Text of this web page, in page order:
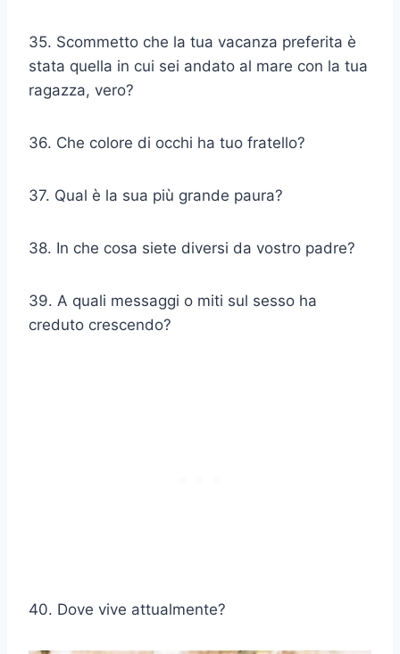
35. Scommetto che la tua vacanza preferita è
stata quella in cui sei andato al mare con la tua
ragazza, vero?
36. Che colore di occhi ha tuo fratello?
37. Qual è la sua più grande paura?
38. In che cosa siete diversi da vostro padre?
39. A quali messaggi o miti sul sesso ha
creduto crescendo?
40. Dove vive attualmente?